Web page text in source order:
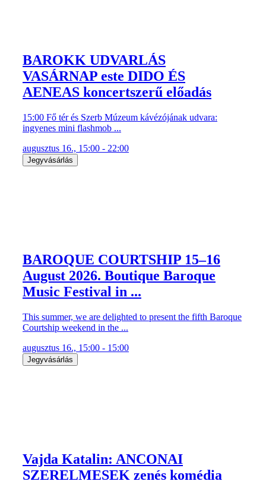
BAROKK UDVARLÁS
VASÁRNAP este DIDO ÉS
AENEAS koncertszerű előadás
15:00 Fő tér és Szerb Múzeum kávézójának udvara:
ingyenes mini flashmob ...
augusztus 16., 15:00 - 22:00
Jegyvásárlás
BAROQUE COURTSHIP 15–16
August 2026. Boutique Baroque
Music Festival in ...
This summer, we are delighted to present the fifth Baroque
Courtship weekend in the ...
augusztus 16., 15:00 - 15:00
Jegyvásárlás
Vajda Katalin: ANCONAI
SZERELMESEK zenés komédia